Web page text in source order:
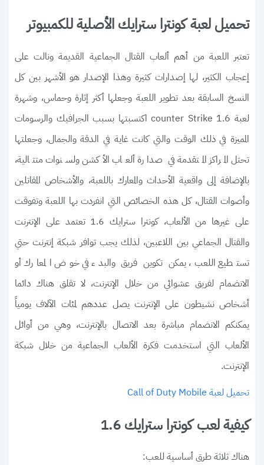
تحميل لعبة كونترا سترايك الأصلية للكمبيوتر
تعتبر اللعبة من أهم ألعاب القتال الجماعية القديمة ونالت على
إعجاب الكثير، لها إصدارات كثيرة وهذا الإصدار هو الأشهر بين كل
النسخ السابقة بعد تطوير اللعبة وجعلها أكثر إثارة وحماس، وشهرة
لعبة counter Strike 1.6 اكتسبتها بسبب الجرافيك والرسومات
المميزة في ذلك الوقت والتي كانت غاية في الدقة والجمال، وجعلتها
تحتل المراكز المتقدمة في صدارة ألعاب الأكشن ولسنوات متتالية،
بالإضافة إلى واقعية الأحداث والمعارك باللعبة، والأشخاص المقاتلين
وأصوات القتال، كل هذه الخصائص التي انفردت بها اللعبة وتفوقت
على غيرها من الألعاب، كونترا سترايك 1.6 تعتمد على الإنترنت
والقتال الجماعي بين اللاعبين، لذلك يجب توافر شبكة إنترنت حتي
تستطيع اللعب، يمكن تكوين فريق والبدء في خوض المعارك أو
الانضمام لفريق عشوائي من خلال الإنترنت، لا تقلق هناك دائما
أشخاص نشيطون على الإنترنت يصل عددهم لمئات الآلاف يومياً
يمكنكم الانضمام مباشرة بعد الاتصال بالإنترنت، وهي من أوائل
الألعاب التي استخدمت فكرة الألعاب الجماعية من خلال شبكة
الإنترنت.
تحميل لعبة Call of Duty Mobile
كيفية لعب كونترا سترايك 1.6
هناك ثلاثة طرق أساسية للعب: